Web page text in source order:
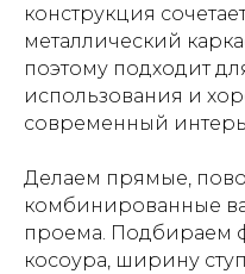
конструкция
металлический
поэтому подходит
использования и
современный
Делаем прямые,
комбинированные
проема. Подбираем
косоура, ширину